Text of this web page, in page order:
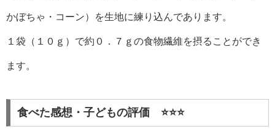
かぼちゃ・コーン）を生地に練り込んであります。
１袋（１０ｇ）で約０．７ｇの食物繊維を摂ることができ
ます。
食べた感想・子どもの評価️ ⭐️⭐️⭐️